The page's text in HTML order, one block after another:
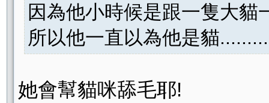
因為他小時候是跟一隻大貓
所以他一直以為他是貓
她會幫貓咪舔毛耶!